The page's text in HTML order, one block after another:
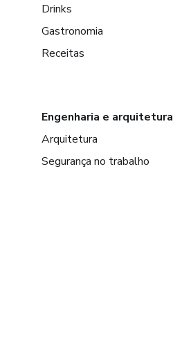
Drinks
Gastronomia
Receitas
Engenharia e arquitetura
Arquitetura
Segurança no trabalho